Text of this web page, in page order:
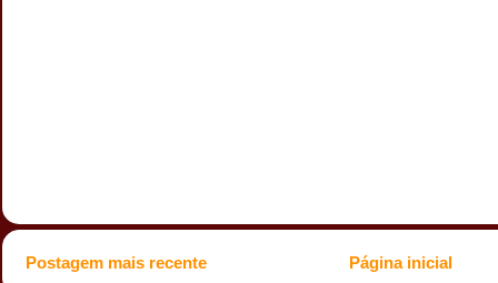
Postagem mais recente Página inicial